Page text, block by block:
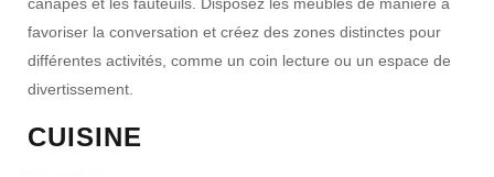
favoriser la conversation et créez des zones distinctes pour
différentes activités, comme un coin lecture ou un espace de
divertissement.
CUISINE